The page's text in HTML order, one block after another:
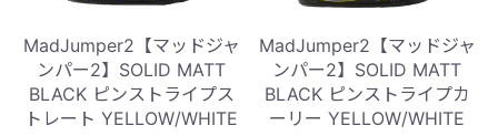
MadJumper2【マッドジャ
ンパー2】SOLID MATT
BLACK ピンストライプス
トレート YELLOW/WHITE
MadJumper2【マッドジャ
ンパー2】SOLID MATT
BLACK ピンストライプカ
ーリー YELLOW/WHITE